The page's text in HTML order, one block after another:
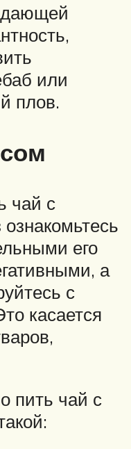
или
плов.
чай с
его
а
с
касается
пить чай с